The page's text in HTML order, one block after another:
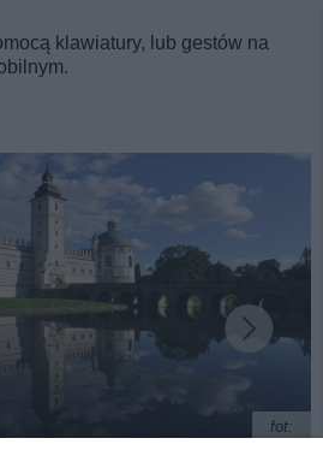
klawiatury, lub gestów na
fot: